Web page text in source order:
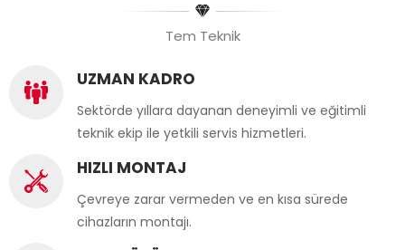
Tem Teknik
UZMAN KADRO
Sektörde yıllara dayanan deneyimli ve eğitimli
teknik ekip ile yetkili servis hizmetleri.
HIZLI MONTAJ
Çevreye zarar vermeden ve en kısa sürede
cihazların montajı.